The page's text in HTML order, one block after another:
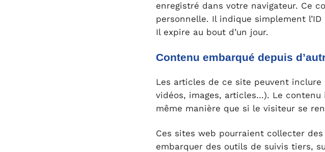
enregistré dans votre navigateur. Ce
personnelle. Il indique simplement
Il expire au bout d’un jour.
Contenu embarqué depuis
Les articles de ce site peuvent
vidéos, images, articles…). Le
même manière que si le visiteur se
Ces sites web pourraient collecter
embarquer des outils de suivis tiers,